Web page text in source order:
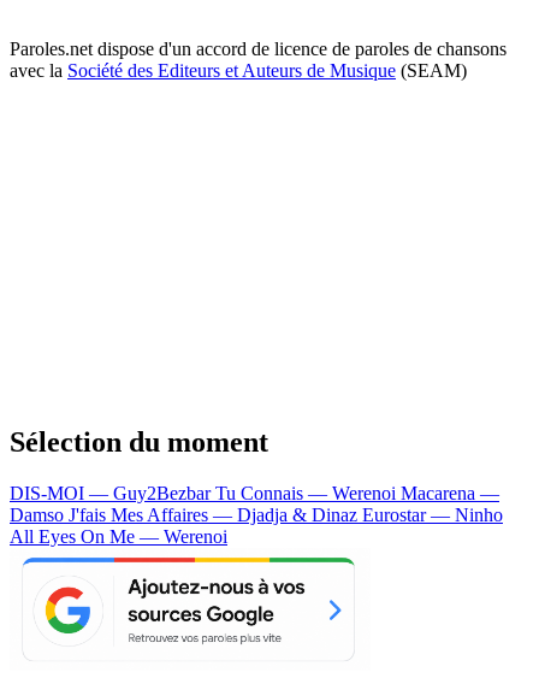
Paroles.net dispose d'un accord de licence de paroles de chansons
avec la Société des Editeurs et Auteurs de Musique (SEAM)
Sélection du moment
DIS-MOI — Guy2BezbarTu Connais — Werenoi Macarena —
Damso J'fais Mes Affaires — Djadja & Dinaz Eurostar — Ninho
All Eyes On Me — Werenoi